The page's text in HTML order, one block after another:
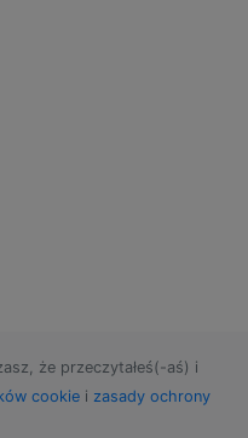
że przeczytałeś(-aś) i
cookie i zasady ochrony